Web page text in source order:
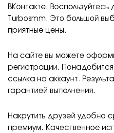
ВКонтакте.
Turbosmm. Это большой
приятные цены.
На сайте вы можете
регистрации. Понадобится
ссылка на аккаунт.
гарантией выполнения.
Накрутить друзей удобно
премиум. Качественное